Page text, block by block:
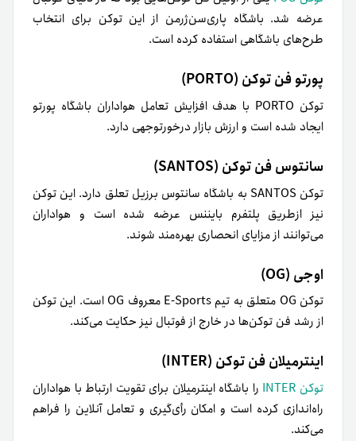
عرضه شد. باشگاه پاری‌سن‌ژرمن از این توکن برای انتخاب
طرح‌های باشگاهی استفاده کرده است.
پورتو فن توکن (PORTO)
توکن PORTO با هدف افزایش تعامل هواداران باشگاه پورتو
ایجاد شده است و ارزش بازار درخورتوجهی دارد.
سانتوس فن توکن (SANTOS)
توکن SANTOS به باشگاه سانتوس برزیل تعلق دارد. این توکن
نیز ازطریق پلتفرم بایننس عرضه شده است و هواداران
می‌توانند از مزایای انحصاری بهره‌مند شوند.
اوجی (OG)
توکن OG متعلق به تیم E-Sports معروف OG است. این توکن
از رشد فن توکن‌ها در خارج از فوتبال نیز حکایت می‌کند.
اینترمیلان فن توکن (INTER)
توکن INTER
را باشگاه اینترمیلان برای تقویت ارتباط با هواداران
راه‌اندازی کرده است و امکان رأی‌گیری و تعامل آنلاین را فراهم
می‌کند.